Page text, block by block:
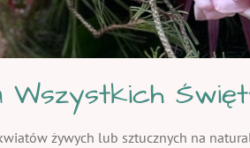
Wszystkich
żywych lub sztucznych na